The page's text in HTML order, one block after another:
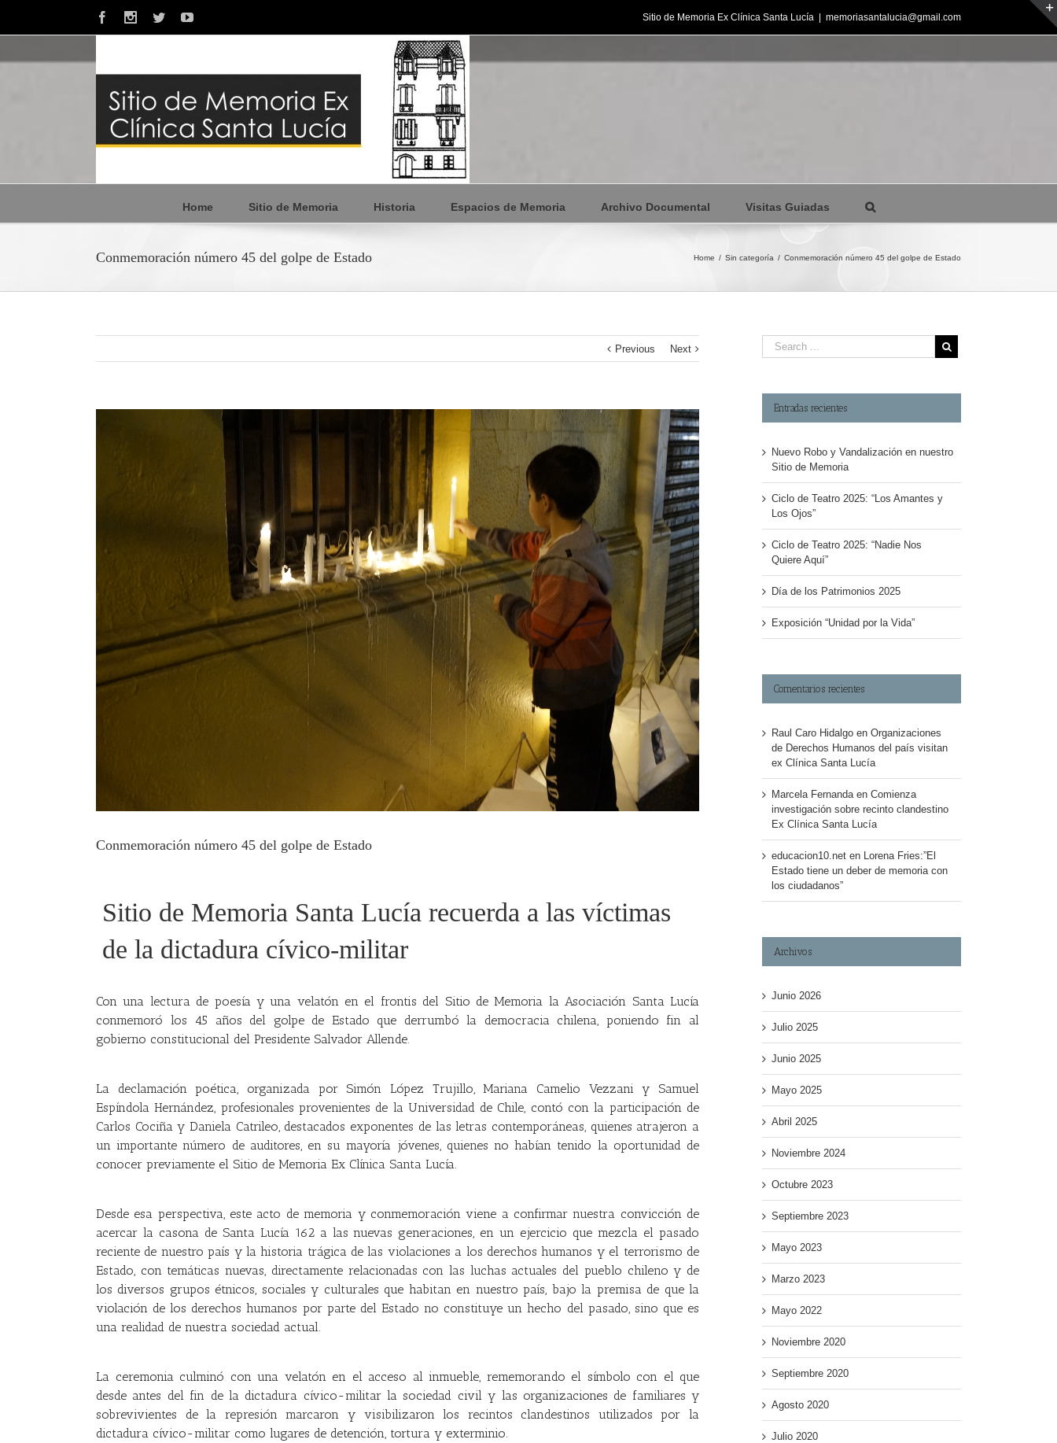
FacebookInstagram
TwitterYoutube Sitio de Memoria Ex Clínica Santa Lucía memoriasantalucia@gmail.com
Home Sitio de Memoria Historia Espacios de Memoria Archivo Documental Visitas Guiadas
Conmemoración número 45 del golpe de Estado Home / Sin categoría / Conmemoración número 45 del golpe de Estado
Previous Next
Conmemoración número 45 del golpe de Estado
Sitio de Memoria Santa Lucía recuerda a las víctimas
de la dictadura cívico-militar
Con una lectura de poesía y una velatón en el frontis del Sitio de Memoria la Asociación Santa Lucía
conmemoró los 45 años del golpe de Estado que derrumbó la democracia chilena, poniendo fin al
gobierno constitucional del Presidente Salvador Allende.
La declamación poética, organizada por Simón López Trujillo, Mariana Camelio Vezzani y Samuel
Espíndola Hernández, profesionales provenientes de la Universidad de Chile, contó con la participación de
Carlos Cociña y Daniela Catrileo, destacados exponentes de las letras contemporáneas, quienes atrajeron a
un importante número de auditores, en su mayoría jóvenes, quienes no habían tenido la oportunidad de
conocer previamente el Sitio de Memoria Ex Clínica Santa Lucía.
Desde esa perspectiva, este acto de memoria y conmemoración viene a confirmar nuestra convicción de
acercar la casona de Santa Lucía 162 a las nuevas generaciones, en un ejercicio que mezcla el pasado
reciente de nuestro país y la historia trágica de las violaciones a los derechos humanos y el terrorismo de
Estado, con temáticas nuevas, directamente relacionadas con las luchas actuales del pueblo chileno y de
los diversos grupos étnicos, sociales y culturales que habitan en nuestro país, bajo la premisa de que la
violación de los derechos humanos por parte del Estado no constituye un hecho del pasado, sino que es
una realidad de nuestra sociedad actual.
La ceremonia culminó con una velatón en el acceso al inmueble, rememorando el símbolo con el que
desde antes del fin de la dictadura cívico-militar la sociedad civil y las organizaciones de familiares y
sobrevivientes de la represión marcaron y visibilizaron los recintos clandestinos utilizados por la
dictadura cívico-militar como lugares de detención, tortura y exterminio.
Entradas recientes
Nuevo Robo y Vandalización en nuestro
Sitio de Memoria
Ciclo de Teatro 2025: “Los Amantes y
Los Ojos”
Ciclo de Teatro 2025: “Nadie Nos
Quiere Aquí”
Día de los Patrimonios 2025
Exposición “Unidad por la Vida”
Comentarios recientes
Raul Caro Hidalgo en Organizaciones
de Derechos Humanos del país visitan
ex Clínica Santa Lucía
Marcela Fernandaen Comienza
investigación sobre recinto clandestino
Ex Clínica Santa Lucía
educacion10.net en Lorena Fries:”El
Estado tiene un deber de memoria con
los ciudadanos”
Archivos
Junio 2026
Julio 2025
Junio 2025
Mayo 2025
Abril 2025
Noviembre 2024
Octubre 2023
Septiembre 2023
Mayo 2023
Marzo 2023
Mayo 2022
Noviembre 2020
Septiembre 2020
Agosto 2020
Julio 2020